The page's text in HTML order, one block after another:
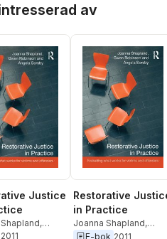
av
Justice
,
Restorative
in Practice
Joanna Shapland,
Gwen Robinson
E-bok 2011